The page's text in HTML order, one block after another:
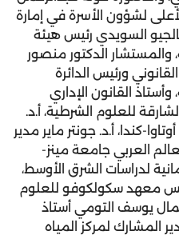
لشؤون الأسرة في إمارة
السويدي رئيس هيئة
والمستشار الدكتور منصور
ورئيس الدائرة
وأستاذ القانون الإداري
للعلوم الشرطية، أ.د.
كندا، أ.د. جونتر ماير مدير
العربي جامعة مينز-
لدراسات الشرق الأوسط،
معهد سكولكوفو للعلوم
كمال يوسف التومي أستاذ
المشارك لمركز المياه